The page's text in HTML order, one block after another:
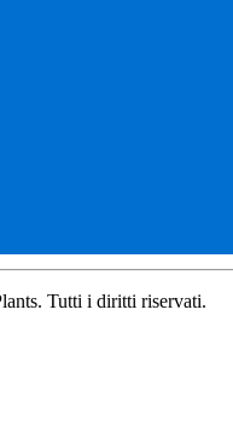
Tutti i diritti riservati.